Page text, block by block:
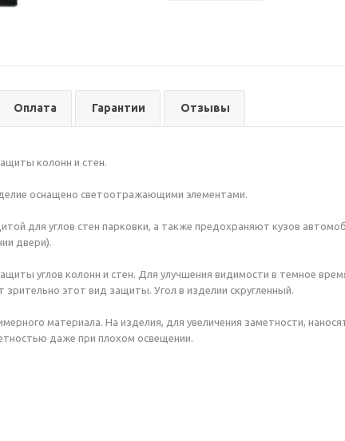
Оплата Гарантии Отзывы
колонн и стен.
оснащено светоотражающими элементами.
для углов стен парковки, а также предохраняют кузов
двери).
углов колонн и стен. Для улучшения видимости в темное
этот вид защиты. Угол в изделии скругленный.
материала. На изделия, для увеличения заметности,
даже при плохом освещении.